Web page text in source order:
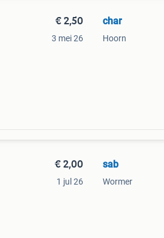
€ 2,50
3 mei 26
char
Hoorn
€ 2,00
1 jul 26
sab
Wormer